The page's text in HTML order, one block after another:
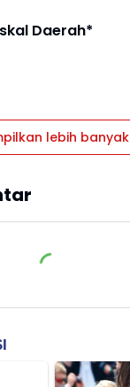
Daerah*
lebih banyak